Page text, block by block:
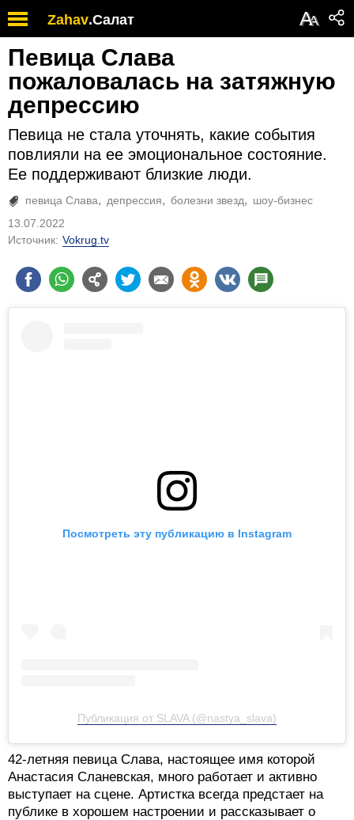
Zahav.Салат АА
Певица Слава
пожаловалась на затяжную
депрессию
Певица не стала уточнять, какие события
повлияли на ее эмоциональное состояние.
Ее поддерживают близкие люди.
певица Слава депрессия болезни звезд
шоу-бизнес
13.07.2022
Источник: Vokrug.tv
Посмотреть эту публикацию в Instagram
Публикация от SLAVA (@nastya_slava)
42-летняя певица Слава, настоящее имя которой
Анастасия Сланевская, много работает и активно
выступает на сцене. Артистка всегда предстает на
публике в хорошем настроении и рассказывает о